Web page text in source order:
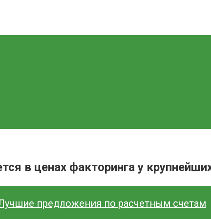
в ценах факторинга у
предложения по расчетным счетам